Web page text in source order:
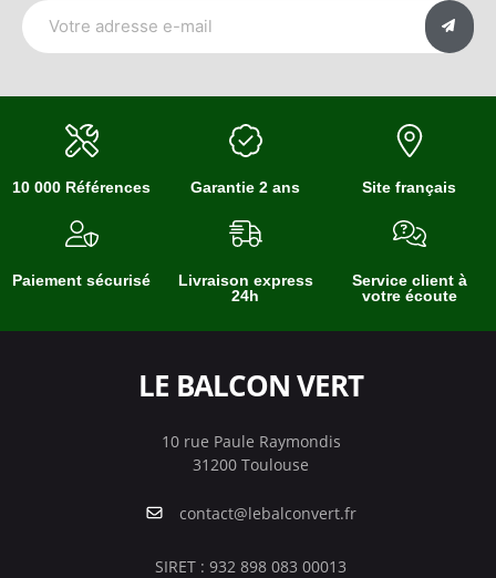
10 000 Références Garantie 2 ans Site français
Paiement sécurisé
Livraison express
24h
Service client à
votre écoute
LE BALCON VERT
10 rue Paule Raymondis
31200 Toulouse
contact@lebalconvert.fr
SIRET : 932 898 083 00013